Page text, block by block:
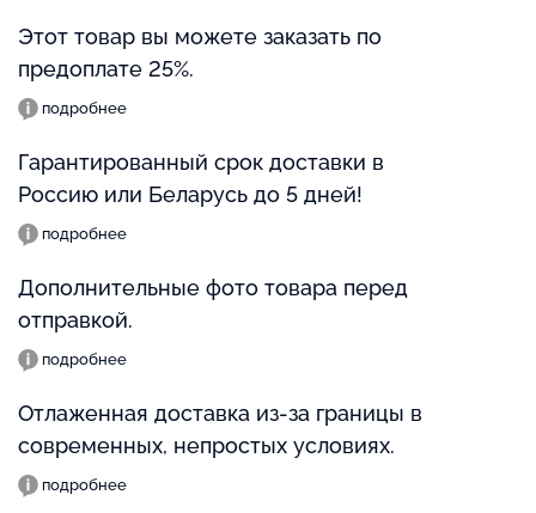
Этот товар вы можете заказать по
предоплате 25%.
подробнее
Гарантированный срок доставки в
Россию или Беларусь до 5 дней!
подробнее
Дополнительные фото товара перед
отправкой.
подробнее
Отлаженная доставка из-за границы в
современных, непростых условиях.
подробнее